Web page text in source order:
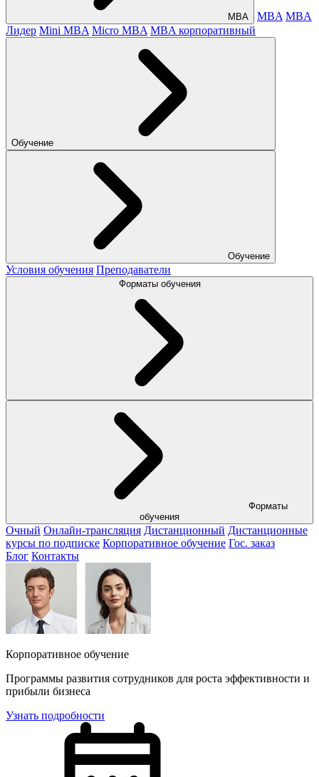
МВА MBA MBA
Лидер Mini MBA Micro MBA MBA корпоративный
Обучение
Обучение
Условия обучения Преподаватели
Форматы обучения
обучения
Очный Онлайн-трансляция Дистанционный Дистанционные
курсы по подписке Корпоративное обучение Гос. заказ
Блог Контакты
Корпоративное обучение
Программы развития сотрудников для роста эффективности и
прибыли бизнеса
Узнать подробности